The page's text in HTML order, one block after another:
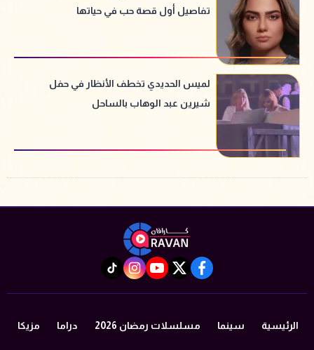
تفاصيل أول قصة حب في حياتها
لميس الحديدي تخطف الأنظار في حفل
شيرين عبد الوهاب بالساحل
facebook
twitter
youtube
instagram
tiktok
الرئيسية سينما مسلسلات رمضان 2026 دراما مزيكا